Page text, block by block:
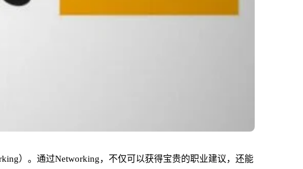
）。通过Networking，不仅可以获得宝贵的职业建议，还能